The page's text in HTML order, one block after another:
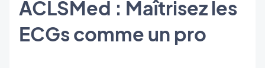
ACLSMed : Maîtrisez les
ECGs comme un pro